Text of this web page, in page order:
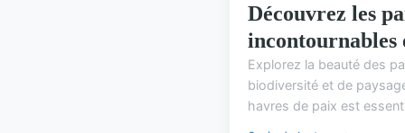
Découvrez les
incontournables
Explorez la beauté des
biodiversité et de
havres de paix est